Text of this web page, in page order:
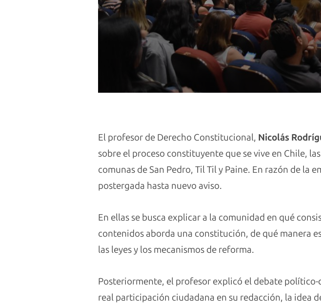
El profesor de Derecho Constitucional, Nicolás
sobre el proceso constituyente que se vive en Chile,
comunas de San Pedro, Til Til y Paine. En razón de la
postergada hasta nuevo aviso.
En ellas se busca explicar a la comunidad en qué
contenidos aborda una constitución, de qué manera
las leyes y los mecanismos de reforma.
Posteriormente, el profesor explicó el debate
real participación ciudadana en su redacción, la idea